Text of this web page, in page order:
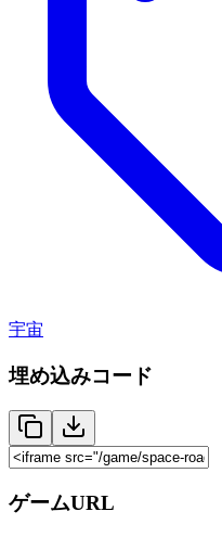
宇宙
埋め込みコード
ゲームURL